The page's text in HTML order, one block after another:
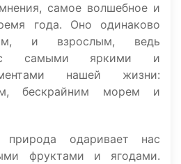
самое волшебное и
года. Оно одинаково
и взрослым, ведь
с самыми яркими и
нашей жизни:
бескрайним морем и
одаривает нас
фруктами и ягодами.